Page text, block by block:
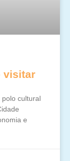
visitar
cultural
e